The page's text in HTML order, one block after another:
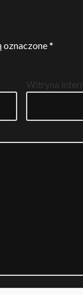
oznaczone*
Witryna